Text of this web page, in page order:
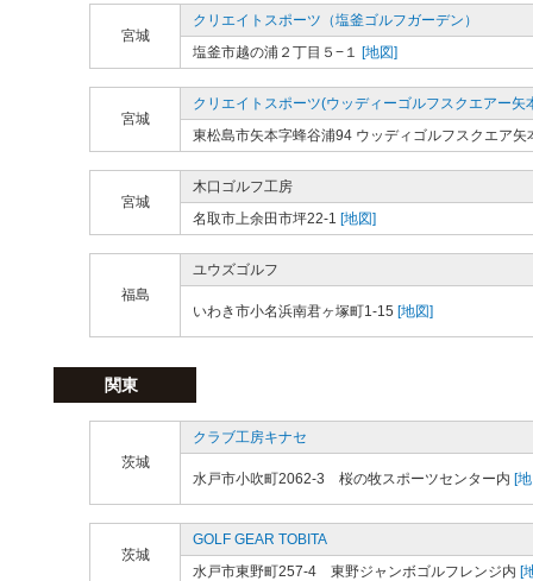
宮城
クリエイトスポーツ（塩釜ゴルフガーデン）
塩釜市越の浦２丁目５−１ [地図]
宮城
クリエイトスポーツ(ウッディーゴルフスクエアー矢
東松島市矢本字蜂谷浦94 ウッディゴルフスクエア矢
宮城
木口ゴルフ工房
名取市上余田市坪22-1 [地図]
福島
ユウズゴルフ
いわき市小名浜南君ヶ塚町1-15 [地図]
関東
茨城
クラブ工房キナセ
水戸市小吹町2062-3 桜の牧スポーツセンター内 [
茨城
GOLF GEAR TOBITA
水戸市東野町257-4 東野ジャンボゴルフレンジ内 [